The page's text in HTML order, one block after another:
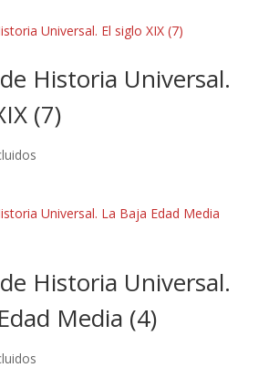
Historia Universal.
(7)
Historia Universal.
Media (4)